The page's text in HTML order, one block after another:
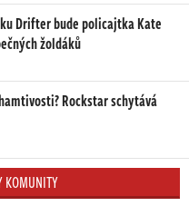
Drifter bude policajtka Kate
žoldáků
Rockstar schytává
KOMUNITY